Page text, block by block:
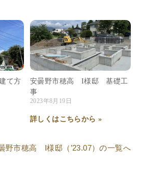
て方
安曇野市穂高 I様邸 基礎工
事
2023年8月19日
詳しくはこちらから »
市穂高 I様邸（’23.07）の一覧へ